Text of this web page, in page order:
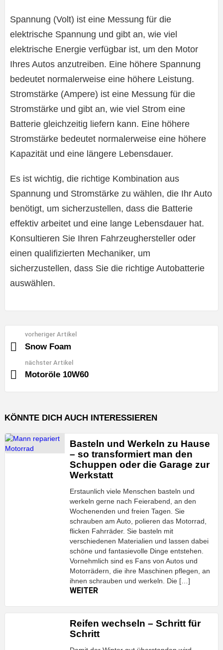
Spannung (Volt) ist eine Messung für die
elektrische Spannung und gibt an, wie viel
elektrische Energie verfügbar ist, um den Motor
Ihres Autos anzutreiben. Eine höhere Spannung
bedeutet normalerweise eine höhere Leistung.
Stromstärke (Ampere) ist eine Messung für die
Stromstärke und gibt an, wie viel Strom eine
Batterie gleichzeitig liefern kann. Eine höhere
Stromstärke bedeutet normalerweise eine höhere
Kapazität und eine längere Lebensdauer.
Es ist wichtig, die richtige Kombination aus
Spannung und Stromstärke zu wählen, die Ihr Auto
benötigt, um sicherzustellen, dass die Batterie
effektiv arbeitet und eine lange Lebensdauer hat.
Konsultieren Sie Ihren Fahrzeughersteller oder
einen qualifizierten Mechaniker, um
sicherzustellen, dass Sie die richtige Autobatterie
auswählen.
more
vorheriger Artikel
Snow Foam
nächster Artikel
Motoröle 10W60
KÖNNTE DICH AUCH INTERESSIEREN
Basteln und Werkeln zu Hause
– so transformiert man den
Schuppen oder die Garage zur
Werkstatt
Erstaunlich viele Menschen basteln und
werkeln gerne nach Feierabend, an den
Wochenenden und freien Tagen. Sie
schrauben am Auto, polieren das Motorrad,
flicken Fahrräder. Sie basteln mit
verschiedenen Materialien und lassen dabei
schöne und fantasievolle Dinge entstehen.
Vornehmlich sind es Fans von Autos und
Motorrädern, die ihre Maschinen pflegen, an
ihnen schrauben und werkeln. Die […]
WEITER
Reifen wechseln – Schritt für
Schritt